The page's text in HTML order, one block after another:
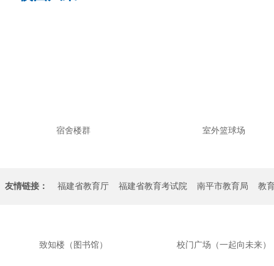
宿舍楼群 室外篮球场
致知楼（图书馆） 校门广场（一起向未来）
友情链接： 福建省教育厅 福建省教育考试院 南平市教育局 教